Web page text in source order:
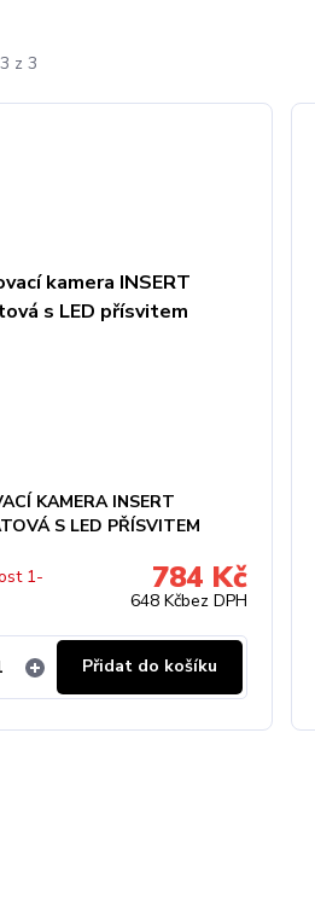
z 3
KAMERA INSERT
S LED PŘÍSVITEM
784 Kč
648 Kčbez DPH
1-
Přidat do košíku